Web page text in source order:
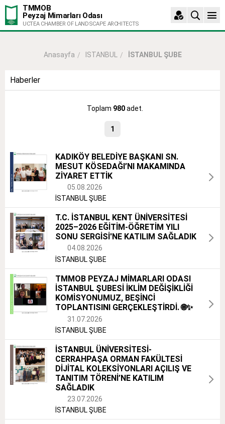
TMMOB
Peyzaj Mimarları Odası
UCTEA CHAMBER OF LANDSCAPE ARCHITECTS
Anasayfa ISTANBUL İSTANBUL ŞUBE
Haberler
Toplam 980adet.
1
KADIKÖY BELEDİYE BAŞKANI SN.
MESUT KÖSEDAĞI’NI MAKAMINDA
ZİYARET ETTİK
05.08.2026
İSTANBUL ŞUBE
T.C. İSTANBUL KENT ÜNİVERSİTESİ
2025–2026 EĞİTİM-ÖĞRETİM YILI
SONU SERGİSİ'NE KATILIM SAĞLADIK
04.08.2026
İSTANBUL ŞUBE
TMMOB PEYZAJ MİMARLARI ODASI
İSTANBUL ŞUBESİ İKLİM DEĞİŞİKLİĞİ
KOMİSYONUMUZ, BEŞİNCİ
TOPLANTISINI GERÇEKLEŞTİRDİ. 🌐✨
31.07.2026
İSTANBUL ŞUBE
İSTANBUL ÜNİVERSİTESİ-
CERRAHPAŞA ORMAN FAKÜLTESİ
DİJİTAL KOLEKSİYONLARI AÇILIŞ VE
TANITIM TÖRENİ’NE KATILIM
SAĞLADIK
23.07.2026
İSTANBUL ŞUBE